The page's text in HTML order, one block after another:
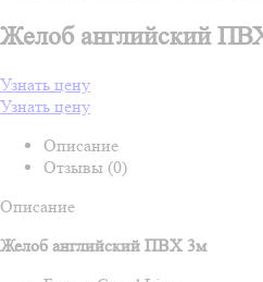
Желоб английский
Узнать цену
Узнать цену
Описание
Отзывы (0)
Описание
Желоб английский ПВХ 3м